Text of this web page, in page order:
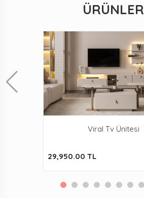
ÜRÜNLER
Viral Tv Ünitesi
29,950.00 TL